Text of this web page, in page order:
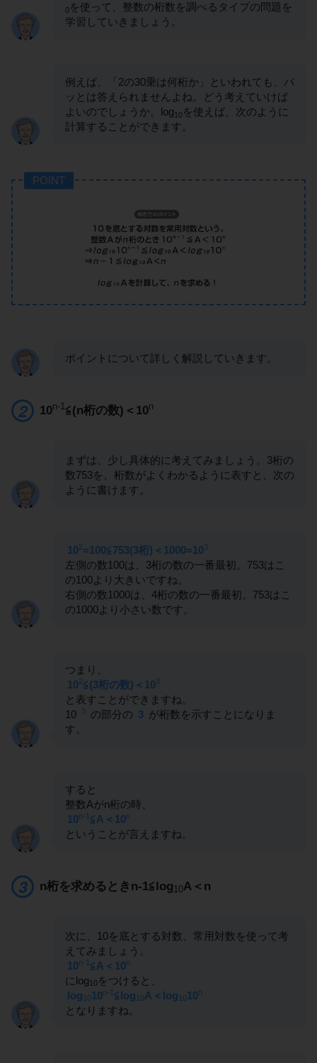
0を使って、整数の桁数を調べるタイプの問題を
学習していきましょう。
例えば、「2の30乗は何桁か」といわれても、パ
ッとは答えられませんよね。どう考えていけば
よいのでしょうか。log10を使えば、次のように
計算することができます。
POINT
ポイントについて詳しく解説していきます。
10n-1≦(n桁の数)＜10n
まずは、少し具体的に考えてみましょう。3桁の
数753を、桁数がよくわかるように表すと、次の
ように書けます。
102=100≦753(3桁)＜1000=103
左側の数100は、3桁の数の一番最初。753はこ
の100より大きいですね。
右側の数1000は、4桁の数の一番最初。753はこ
の1000より小さい数です。
つまり、
102≦(3桁の数)＜103
と表すことができますね。
10
3 の部分の 3 が桁数を示すことになりま
す。
すると
整数Aがn桁の時、
10n-1 ≦A＜10n
ということが言えますね。
n桁を求めるときn-1≦log 10A＜n
次に、10を底とする対数、常用対数を使って考
えてみましょう。
10n-1 ≦A＜10n
にlog10をつけると、
log10 10n-1 ≦log10 A＜log10 10n
となりますね。